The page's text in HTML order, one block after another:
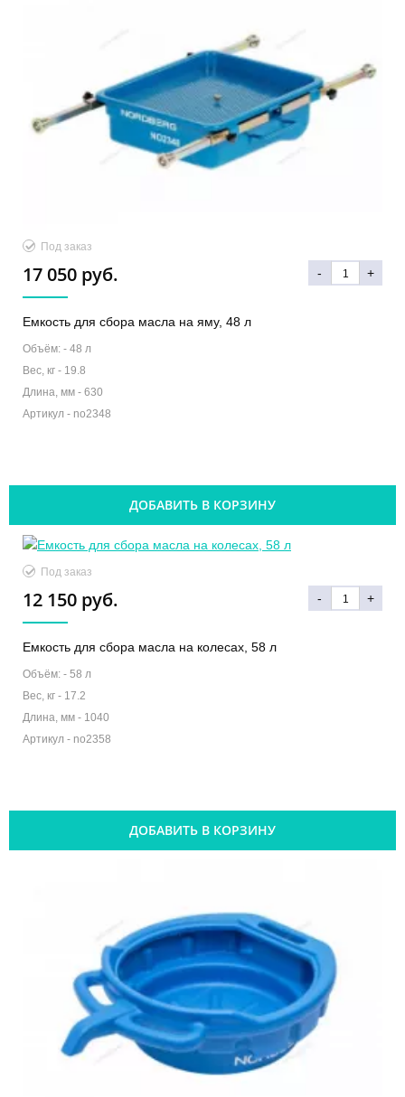
Под заказ
17 050 руб. - +
Емкость для сбора масла на яму, 48 л
Объём: - 48 л
Вес, кг - 19.8
Длина, мм - 630
Артикул - no2348
ДОБАВИТЬ В КОРЗИНУ
Под заказ
12 150 руб. - +
Емкость для сбора масла на колесах, 58 л
Объём: - 58 л
Вес, кг - 17.2
Длина, мм - 1040
Артикул - no2358
ДОБАВИТЬ В КОРЗИНУ